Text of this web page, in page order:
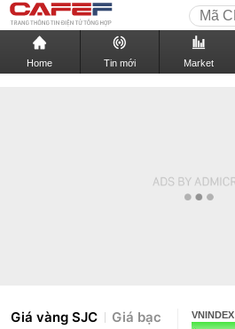
Home Tin mới Market
Giá vàng SJC Giá bạc VNINDEX